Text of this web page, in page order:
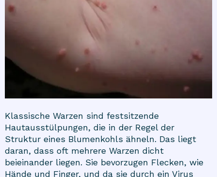
Klassische Warzen sind festsitzende
Hautausstülpungen, die in der Regel der
Struktur eines Blumenkohls ähneln. Das liegt
daran, dass oft mehrere Warzen dicht
beieinander liegen. Sie bevorzugen Flecken, wie
Hände und Finger, und da sie durch ein Virus